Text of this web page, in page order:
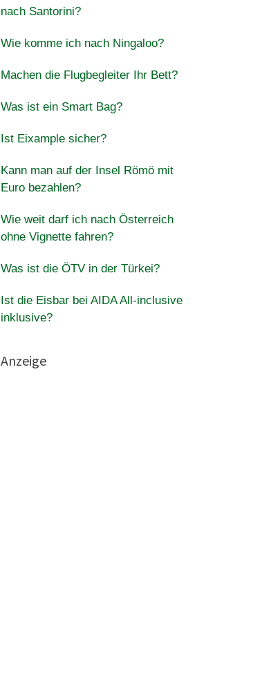
nach Santorini?
Wie komme ich nach Ningaloo?
Machen die Flugbegleiter Ihr Bett?
Was ist ein Smart Bag?
Ist Eixample sicher?
Kann man auf der Insel Römö mit
Euro bezahlen?
Wie weit darf ich nach Österreich
ohne Vignette fahren?
Was ist die ÖTV in der Türkei?
Ist die Eisbar bei AIDA All-inclusive
inklusive?
Anzeige